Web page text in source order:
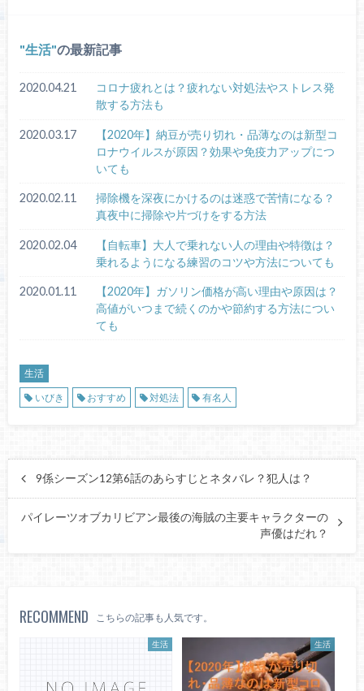
生活 の最新記事
2020.04.21
コロナ疲れとは？疲れない対処法やストレス発
散する方法も
2020.03.17
【2020年】納豆が売り切れ・品薄なのは新型コ
ロナウイルスが原因？効果や免疫力アップにつ
いても
2020.02.11
掃除機を深夜にかけるのは迷惑で苦情になる？
真夜中に掃除や片づけをする方法
2020.02.04
【自転車】大人で乗れない人の理由や特徴は？
乗れるようになる練習のコツや方法についても
2020.01.11
【2020年】ガソリン価格が高い理由や原因は？
高値がいつまで続くのかや節約する方法につい
ても
生活
いびき
おすすめ 対処法 有名人
9係シーズン12第6話のあらすじとネタバレ？犯人は？
パイレーツオブカリビアン最後の海賊の主要キャラクターの
声優はだれ？
RECOMMEND こちらの記事も人気です。
生活 生活